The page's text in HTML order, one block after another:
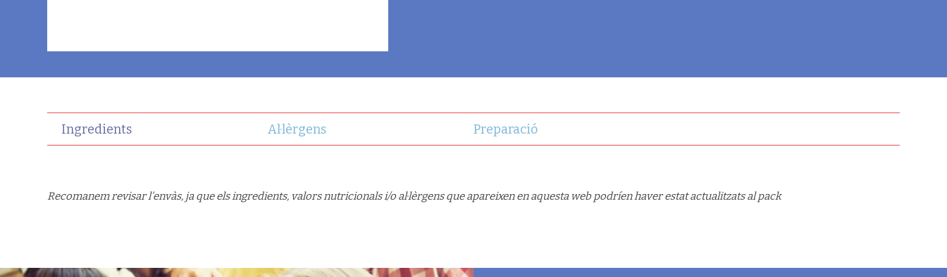
Ingredients Al·lèrgens Preparació
Recomanem revisar l'envàs, ja que els ingredients, valors nutricionals i/o al·lèrgens que apareixen en aquesta web podríen haver estat actualitzats al pack